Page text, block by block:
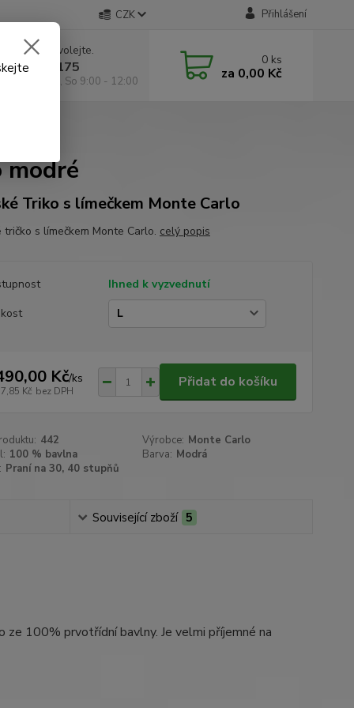
CZK Přihlášení
rady? Zavolejte.
295 175
9:00 -18:00, So 9:00 - 12:00
0 ks
za 0,00 Kč
modré
Triko s límečkem Monte Carlo
tričko s límečkem Monte Carlo. celý popis
Ihned k vyzvednutí
Kč/ks
Kč bez DPH
Přidat do košíku
442 Výrobce: Monte Carlo
100 % bavlna Barva: Modrá
Praní na 30, 40 stupňů
Související zboží 5
ze 100% prvotřídní bavlny. Je velmi příjemné na